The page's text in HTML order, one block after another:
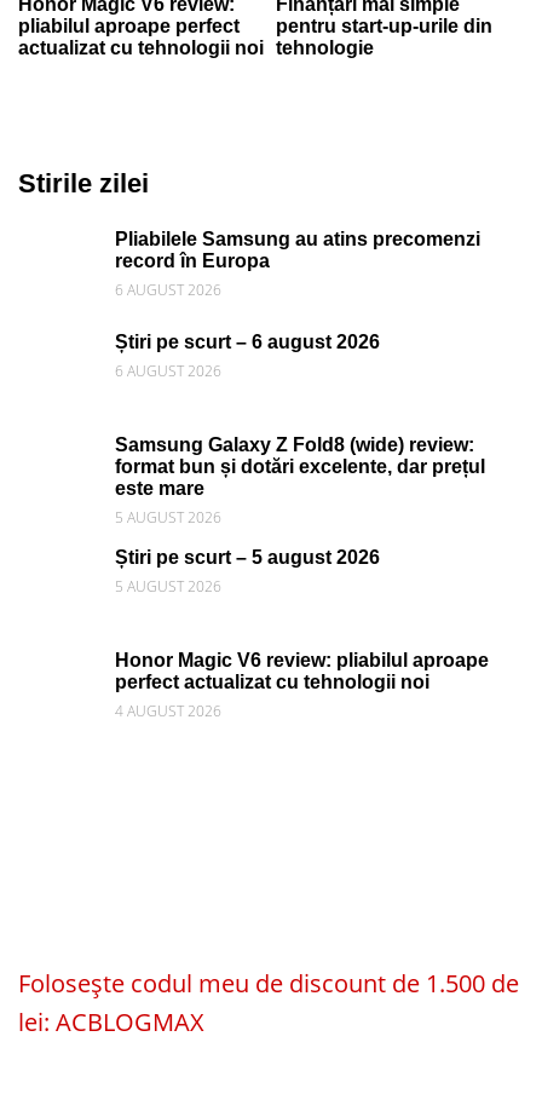
Honor Magic V6 review:
pliabilul aproape perfect
actualizat cu tehnologii noi
Finanțări mai simple
pentru start-up-urile din
tehnologie
Stirile zilei
Pliabilele Samsung au atins precomenzi
record în Europa
6 AUGUST 2026
Știri pe scurt – 6 august 2026
6 AUGUST 2026
Samsung Galaxy Z Fold8 (wide) review:
format bun și dotări excelente, dar prețul
este mare
5 AUGUST 2026
Știri pe scurt – 5 august 2026
5 AUGUST 2026
Honor Magic V6 review: pliabilul aproape
perfect actualizat cu tehnologii noi
4 AUGUST 2026
Folosește codul meu de discount de 1.500 de
lei: ACBLOGMAX